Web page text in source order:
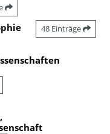
48 Einträge